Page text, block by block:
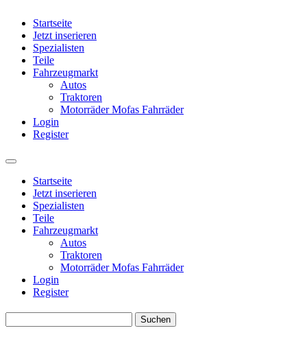
Startseite
Jetzt inserieren
Spezialisten
Teile
Fahrzeugmarkt
Autos
Traktoren
Motorräder Mofas Fahrräder
Login
Register
Startseite
Jetzt inserieren
Spezialisten
Teile
Fahrzeugmarkt
Autos
Traktoren
Motorräder Mofas Fahrräder
Login
Register
nach: